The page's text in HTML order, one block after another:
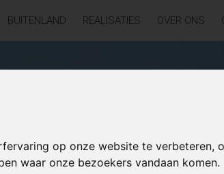
op onze website te verbeteren,
waar onze bezoekers vandaan komen.
BUITENLAND REALISATIES OVER ONS